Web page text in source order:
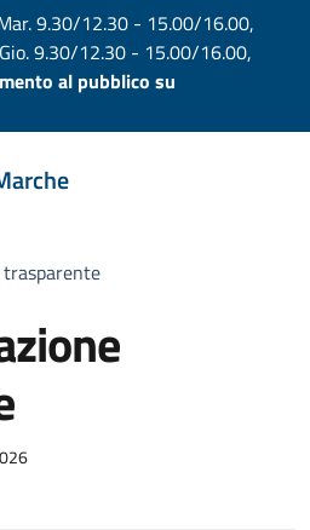
9.30/12.30 - 15.00/16.00,
9.30/12.30 - 15.00/16.00,
al pubblico su